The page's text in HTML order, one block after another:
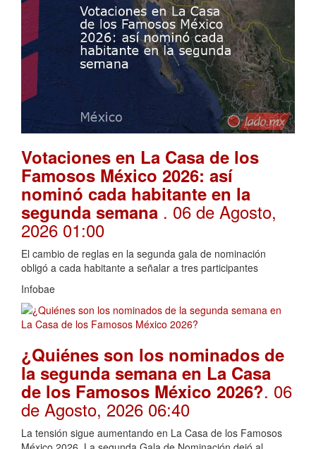
Votaciones en La Casa de los
Famosos México 2026: así
nominó cada habitante en la
segunda semana . 06 de Agosto,
2026 01:00
El cambio de reglas en la segunda gala de nominación
obligó a cada habitante a señalar a tres participantes
Infobae
¿Quiénes son los nominados de
la segunda semana en La Casa
de los Famosos México 2026?. 06
de Agosto, 2026 06:40
La tensión sigue aumentando en La Casa de los Famosos